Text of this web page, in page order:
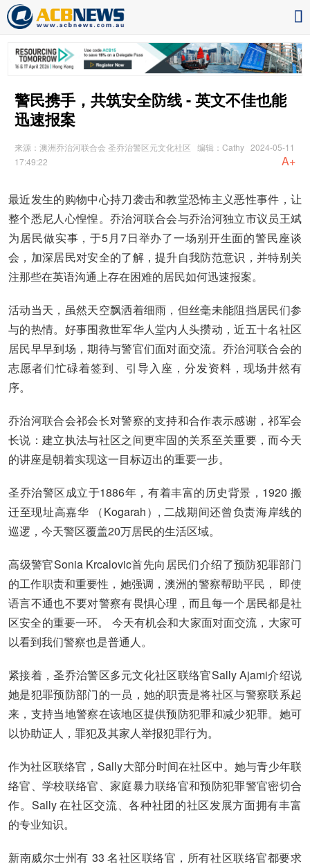
警民携手，共筑安全防线 - 英文不佳也能
迅速报案
来源：澳洲乔治河联合会 圣乔治警区元文化社区 编辑：Cathy 2024-05-11
17:49:22
A+
最近发生的购物中心持刀袭击和教堂恐怖主义恶性事件，让
整个悉尼人心惶惶。乔治河联合会与乔治河独立市议员王斌
为居民做实事，于5月7日举办了一场别开生面的警民座谈
会，加深居民对安全的了解，提升自我防范意识，并特别关
注那些在英语沟通上存在困难的居民如何迅速报案。
活动当天，虽然天空飘洒着细雨，但丝毫未能阻挡居民们参
与的热情。好事围救世军华人堂内人头攒动，近五十名社区
居民早早到场，期待与警官们面对面交流。乔治河联合会的
志愿者们忙碌着签到、引导入座，分发资料，现场井然有
序。
乔治河联合会祁会长对警察的支持和合作表示感谢，祁军会
长说：建立执法与社区之间更牢固的关系至关重要，而今天
的讲座是朝着实现这一目标迈出的重要一步。
圣乔治警区成立于1886年，有着丰富的历史背景，1920 搬
迁至现址高嘉华 （Kogarah）, 二战期间还曾负责海岸线的
巡逻，今天警区覆盖20万居民的生活区域。
高级警官Sonia Krcalovic首先向居民们介绍了预防犯罪部门
的工作职责和重要性，她强调，澳洲的警察帮助平民， 即使
语言不通也不要对警察有畏惧心理，而且每一个居民都是社
区安全的重要一环。 今天有机会和大家面对面交流，大家可
以看到我们警察也是普通人。
紧接着，圣乔治警区多元文化社区联络官Sally Ajami介绍说
她是犯罪预防部门的一员，她的职责是将社区与警察联系起
来，支持当地警察在该地区提供预防犯罪和减少犯罪。她可
以协助证人，罪犯及其家人举报犯罪行为。
作为社区联络官，Sally大部分时间在社区中。她与青少年联
络官、学校联络官、家庭暴力联络官和预防犯罪警官密切合
作。Sally 在社区交流、各种社团的社区发展方面拥有丰富
的专业知识。
新南威尔士州有 33 名社区联络官，所有社区联络官都要求